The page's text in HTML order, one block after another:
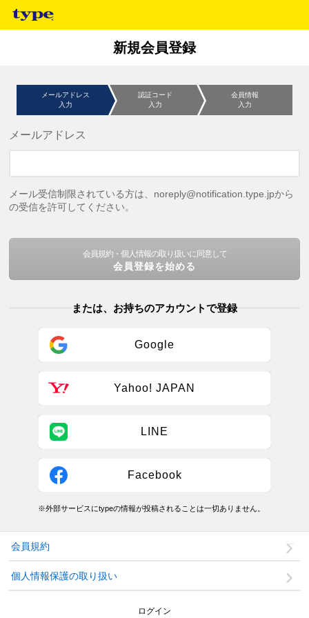
新規会員登録
メールアドレス
入力
認証コード
入力
会員情報
入力
メールアドレス
メール受信制限されている方は、noreply@notification.type.jpから
の受信を許可してください。
会員規約・個人情報の取り扱いに同意して
会員登録を始める
または、お持ちのアカウントで登録
Google
Yahoo! JAPAN
LINE
Facebook
※外部サービスにtypeの情報が投稿されることは一切ありません。
会員規約
個人情報保護の取り扱い
ログイン